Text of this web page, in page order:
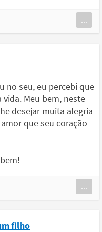
...
no seu, eu percebi que
Meu bem, neste
desejar muita alegria
que seu coração
...
filho